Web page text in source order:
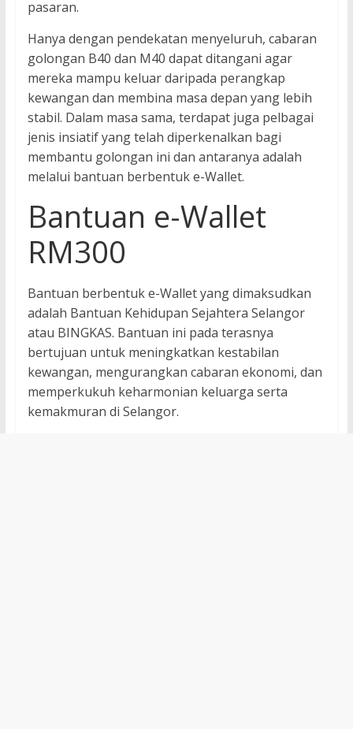
pasaran.
Hanya dengan pendekatan menyeluruh, cabaran
golongan B40 dan M40 dapat ditangani agar
mereka mampu keluar daripada perangkap
kewangan dan membina masa depan yang lebih
stabil. Dalam masa sama, terdapat juga pelbagai
jenis insiatif yang telah diperkenalkan bagi
membantu golongan ini dan antaranya adalah
melalui bantuan berbentuk e-Wallet.
Bantuan e-Wallet
RM300
Bantuan berbentuk e-Wallet yang dimaksudkan
adalah Bantuan Kehidupan Sejahtera Selangor
atau BINGKAS. Bantuan ini pada terasnya
bertujuan untuk meningkatkan kestabilan
kewangan, mengurangkan cabaran ekonomi, dan
memperkukuh keharmonian keluarga serta
kemakmuran di Selangor.